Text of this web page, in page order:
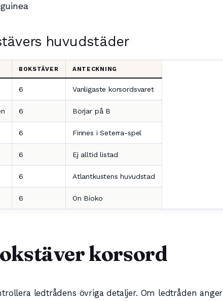
huvudstäder
BOKSTÄVER ANTECKNING
6 Vanligaste korsordsvaret
6 Börjar på B
6 Finnes i Seterra-spel
6 Ej alltid listad
6 Atlantkustens huvudstad
6 Ön Bioko
korsord
ledtrådens övriga detaljer. Om ledtråden anger